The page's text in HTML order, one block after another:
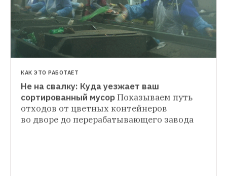
РЕАКЦИЯ
Госдума приравняла сжигание мусора
ГИД THE VILLAGE
Как перестать быть варваром и начать
сортировать мусорПошаговая
инструкция по раздельному сбору
КАК ЭТО РАБОТАЕТ
Не на свалку: Куда уезжает ваш
сортированный мусор Показываем путь
отходов от цветных контейнеров
во дворе до перерабатывающего завода